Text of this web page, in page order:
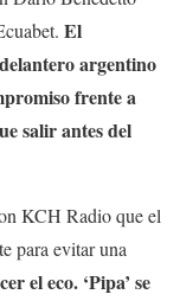
El
argentino
frente a
salir antes del
KCH Radio que el
para evitar una
el eco. ‘Pipa’ se